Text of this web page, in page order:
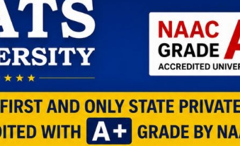
देखने को मिलता है। यहां छत्तीसगढ़ और
की गई है। शारदाधाम समिति के
के साथ उनकी कोचिंग की निशुल्क
समिति श्रद्वालुओं के सहयोग से पूरा